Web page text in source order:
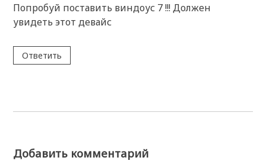
Попробуй поставить виндоус 7 !!! Должен
увидеть этот девайс
Ответить
Добавить комментарий